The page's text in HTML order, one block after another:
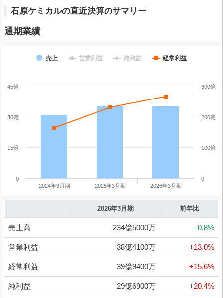
石原ケミカルの直近決算のサマリー
通期業績
売上 営業利益 純利益 経常利益
2024年3月期 2025年3月期 2026年3月期
0
100億
200億
300億
0
15億
30億
45億
2026年3月期 前年比
売上高 234億5000万 -0.8%
営業利益 38億4100万 +13.0%
経常利益 39億9400万 +15.6%
純利益 29億6900万 +20.4%